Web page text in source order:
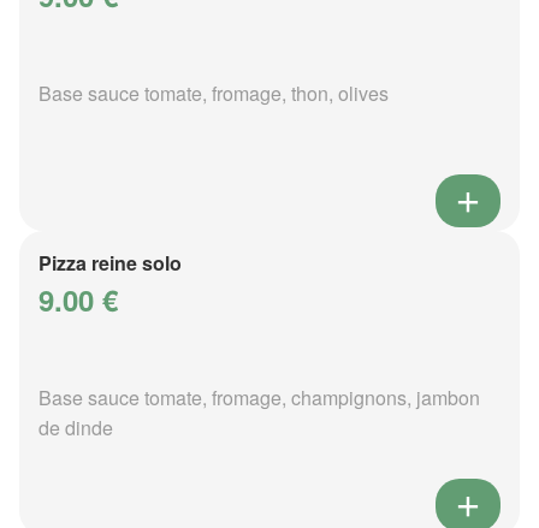
Base sauce tomate, fromage, thon, olives
Pizza reine solo
9.00 €
Base sauce tomate, fromage, champignons, jambon
de dinde